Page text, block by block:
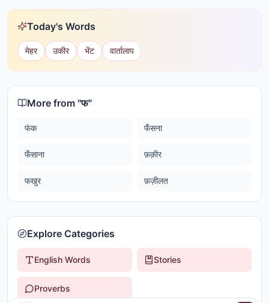
Today's Words
मेहर उकीर भेंट वार्तालाप
More from "फ"
फंक फँसना
फँसाना फ़क़ीर
फखुर फ़ज़ीलत
Explore Categories
English Words Stories
Proverbs